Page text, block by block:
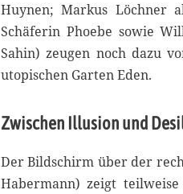
Huynen; Markus Löchner
Schäferin Phoebe sowie
Sahin) zeugen noch dazu
utopischen Garten Eden.
Zwischen Illusion und
Der Bildschirm über der
Habermann) zeigt